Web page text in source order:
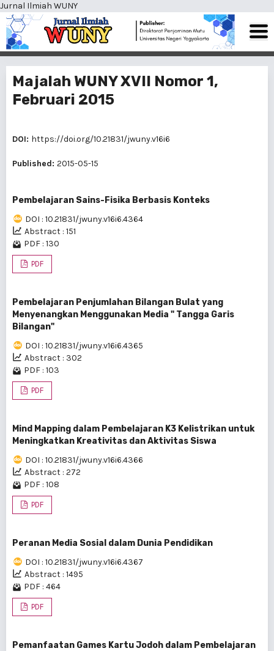
Jurnal Ilmiah WUNY
Majalah WUNY XVII Nomor 1,
Februari 2015
DOI: https://doi.org/10.21831/jwuny.v16i6
Published: 2015-05-15
Pembelajaran Sains-Fisika Berbasis Konteks
DOI : 10.21831/jwuny.v16i6.4364
Abstract : 151
PDF : 130
PDF
Pembelajaran Penjumlahan Bilangan Bulat yang
Menyenangkan Menggunakan Media " Tangga Garis
Bilangan"
DOI : 10.21831/jwuny.v16i6.4365
Abstract : 302
PDF : 103
PDF
Mind Mapping dalam Pembelajaran K3 Kelistrikan untuk
Meningkatkan Kreativitas dan Aktivitas Siswa
DOI : 10.21831/jwuny.v16i6.4366
Abstract : 272
PDF : 108
PDF
Peranan Media Sosial dalam Dunia Pendidikan
DOI : 10.21831/jwuny.v16i6.4367
Abstract : 1495
PDF : 464
PDF
Pemanfaatan Games Kartu Jodoh dalam Pembelajaran